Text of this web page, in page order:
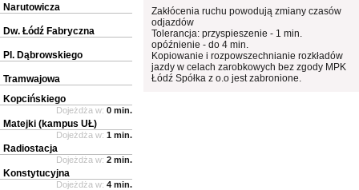
Zakłócenia ruchu powodują zmiany czasów
odjazdów
Tolerancja: przyspieszenie - 1 min.
opóźnienie - do 4 min.
Kopiowanie i rozpowszechnianie rozkładów
jazdy w celach zarobkowych bez zgody MPK
Łódź Spółka z o.o jest zabronione.
Narutowicza
Dw. Łódź Fabryczna
Pl. Dąbrowskiego
Tramwajowa
Kopcińskiego
Dojeżdża w: 0 min.
Matejki (kampus UŁ)
Dojeżdża w: 1 min.
Radiostacja
Dojeżdża w: 2 min.
Konstytucyjna
Dojeżdża w: 4 min.